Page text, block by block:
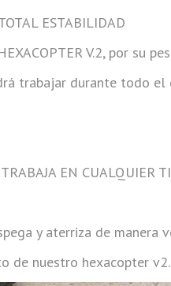
ESTABILIDAD
V.2, por su
trabajar durante todo el
EN CUALQUIER
y aterriza de manera
de nuestro hexacopter